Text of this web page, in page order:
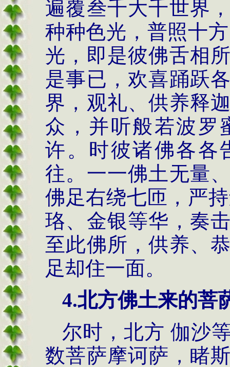
遍覆叁千大千世界
种种色光，普照十
光，即是彼佛舌相
是事已，欢喜踊跃
界，观礼、供养释
众，并听般若波罗
许。时彼诸佛各各
往。一一佛土无量
佛足右绕七匝，严
珞、金银等华，奏
至此佛所，供养、
足却住一面。
4.北方佛土来的菩
尔时，北方 伽沙
数菩萨摩诃萨，睹